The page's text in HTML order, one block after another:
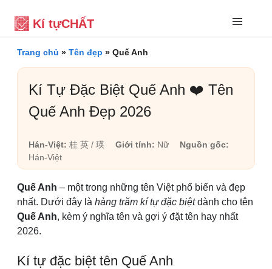
Kí tựCHẤT
Trang chủ » Tên đẹp » Quế Anh
Kí Tự Đặc Biệt Quế Anh ❤️ Tên
Quế Anh Đẹp 2026
Hán-Việt: 桂 英 / 瑛 Giới tính: Nữ
Nguồn gốc:
Hán-Việt
Quế Anh – một trong những tên Việt phổ biến và đẹp
nhất. Dưới đây là hàng trăm kí tự đặc biệtdành cho tên
Quế Anh, kèm ý nghĩa tên và gợi ý đặt tên hay nhất
2026.
Kí tự đặc biệt tên Quế Anh